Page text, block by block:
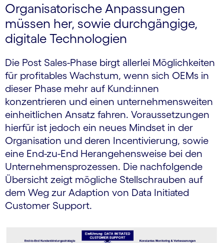
Organisatorische Anpassungen
müssen her, sowie durchgängige,
digitale Technologien
Die Post Sales-Phase birgt allerlei Möglichkeiten
für profitables Wachstum, wenn sich OEMs in
dieser Phase mehr auf Kund:innen
konzentrieren und einen unternehmensweiten
einheitlichen Ansatz fahren. Voraussetzungen
hierfür ist jedoch ein neues Mindset in der
Organisation und deren Incentivierung, sowie
eine End-zu-End Herangehensweise bei den
Unternehmensprozessen. Die nachfolgende
Übersicht zeigt mögliche Stellschrauben auf
dem Weg zur Adaption von Data Initiated
Customer Support.